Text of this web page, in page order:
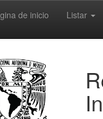
de inicio Listar